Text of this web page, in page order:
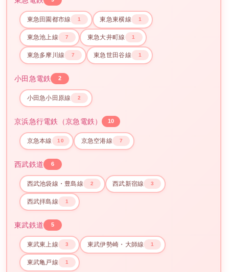
東急田園都市線 1 東急東横線 1
東急池上線 7 東急大井町線 1
東急多摩川線 7 東急世田谷線 1
小田急電鉄 2
小田急小田原線 2
京浜急行電鉄（京急電鉄） 10
京急本線 10 京急空港線 7
西武鉄道 6
西武池袋線・豊島線 2 西武新宿線 3
西武拝島線 1
東武鉄道 5
東武東上線 3 東武伊勢崎・大師線 1
東武亀戸線 1